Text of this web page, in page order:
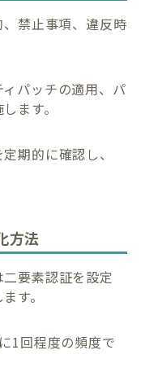
、禁止事項、違反時
ィパッチの適用、パ
ます。
期的に確認し、
方法
二要素認証を設定
す。
1回程度の頻度で